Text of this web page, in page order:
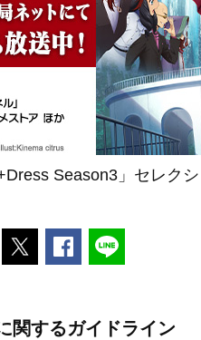
Season3」セレク
ポストするFacebookでシ
関するガイドライン